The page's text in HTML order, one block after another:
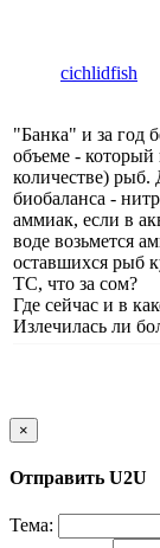
cichlidfish
"Банка" и за год
объеме -
количестве) рыб.
биобаланса -
аммиак, если в
воде возьмется
оставшихся рыб
ТС, что за сом?
Где сейчас и в
Излечилась ли
×
Отправить U2U
Тема: